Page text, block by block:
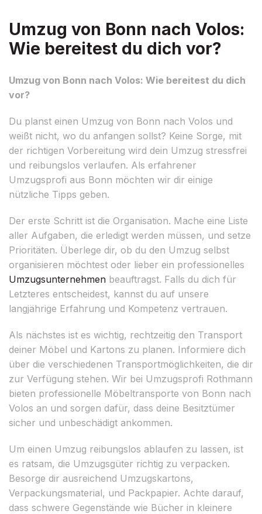
Umzug von Bonn nach Volos:
Wie bereitest du dich vor?
Umzug von Bonn nach Volos: Wie bereitest du dich
vor?
Du planst einen Umzug von Bonn nach Volos und
weißt nicht, wo du anfangen sollst? Keine Sorge, mit
der richtigen Vorbereitung wird dein Umzug stressfrei
und reibungslos verlaufen. Als erfahrener
Umzugsprofi aus Bonn möchten wir dir einige
nützliche Tipps geben.
Der erste Schritt ist die Organisation. Mache eine Liste
aller Aufgaben, die erledigt werden müssen, und setze
Prioritäten. Überlege dir, ob du den Umzug selbst
organisieren möchtest oder lieber ein professionelles
Umzugsunternehmen beauftragst. Falls du dich für
Letzteres entscheidest, kannst du auf unsere
langjährige Erfahrung und Kompetenz vertrauen.
Als nächstes ist es wichtig, rechtzeitig den Transport
deiner Möbel und Kartons zu planen. Informiere dich
über die verschiedenen Transportmöglichkeiten, die dir
zur Verfügung stehen. Wir bei Umzugsprofi Rothmann
bieten professionelle Möbeltransporte von Bonn nach
Volos an und sorgen dafür, dass deine Besitztümer
sicher und unbeschädigt ankommen.
Um einen Umzug reibungslos ablaufen zu lassen, ist
es ratsam, die Umzugsgüter richtig zu verpacken.
Besorge dir ausreichend Umzugskartons,
Verpackungsmaterial, und Packpapier. Achte darauf,
dass schwere Gegenstände wie Bücher in kleinere